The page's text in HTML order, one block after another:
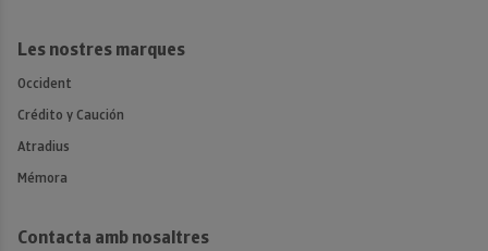
Les nostres marques
Occident
Crédito y Caución
Atradius
Mémora
Contacta amb nosaltres